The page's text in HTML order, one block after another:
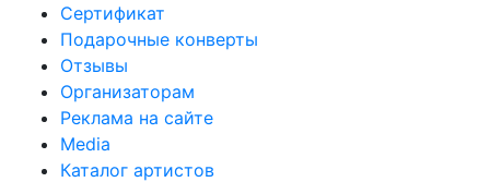
Сертификат
Подарочные конверты
Отзывы
Организаторам
Реклама на сайте
Media
Каталог артистов